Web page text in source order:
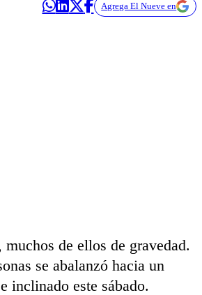
Agrega El Nueve en
de ellos de gravedad.
se abalanzó hacia un
inclinado este sábado.